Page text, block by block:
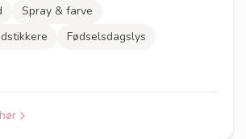
Spray & farve
Fødselsdagslys